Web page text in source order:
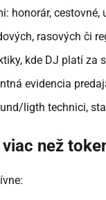
honorár, cestovné,
rasových či
kde DJ platí za
evidencia
ligth technici,
než